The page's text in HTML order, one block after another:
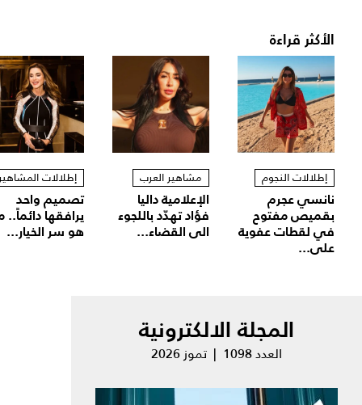
الأكثر قراءة
إطلالات النجوم
نانسي عجرم
بقميص مفتوح
في لقطات عفوية
على...
مشاهير العرب
الإعلامية داليا
فؤاد تهدّد باللجوء
الى القضاء...
إطلالات
تصميم واحد
يرافقها دائماً..
هو سر الخيار...
المجلة الالكترونية
العدد 1098 | تموز 2026